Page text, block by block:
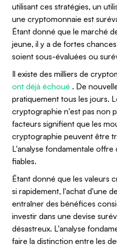
utilisant ces stratégies, un
une cryptomonnaie est
Étant donné que le marché
jeune, il y a de fortes
soient sous-évaluées ou
Il existe des milliers de
ont déjà échoué . De
pratiquement tous les jours.
cryptographie n'est pas non
facteurs signifient que les
cryptographie peuvent être
L'analyse fondamentale offre
fiables.
Étant donné que les valeurs
si rapidement, l'achat d'une
entraîner des bénéfices
investir dans une devise
désastreux. L'analyse
faire la distinction entre les